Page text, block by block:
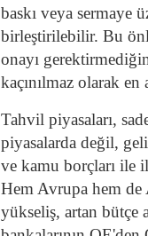
baskı veya sermaye
birleştirilebilir. Bu
onayı
kaçınılmaz olarak
Tahvil piyasaları,
piyasalarda değil,
ve kamu borçları ile
Hem Avrupa hem
yükseliş, artan bütçe